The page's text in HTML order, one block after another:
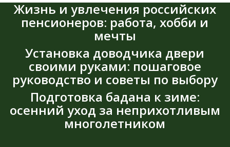
Жизнь и увлечения российских
пенсионеров: работа, хобби и
мечты
Установка доводчика двери
своими руками: пошаговое
руководство и советы по выбору
Подготовка бадана к зиме:
осенний уход за неприхотливым
многолетником